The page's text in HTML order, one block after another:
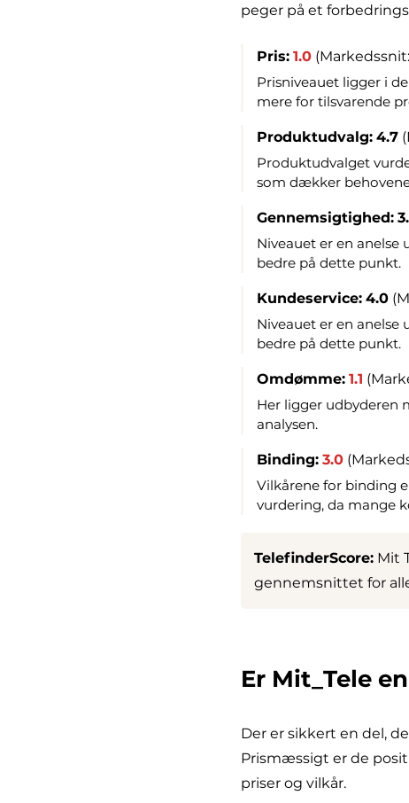
peger på et
Pris: 1.0
Prisniveauet ligger i
mere for tilsvarende
Produktudvalg: 4.7
Produktudvalget
som dækker
Gennemsigtighed:
Niveauet er en
bedre på dette punkt.
Kundeservice: 4.0
Niveauet er en
bedre på dette punkt.
Omdømme: 1.1
Her ligger udbyderen
analysen.
Binding: 3.0
Vilkårene for binding
vurdering, da mange
TelefinderScore: Mit
gennemsnittet for
Er Mit_Tele
Der er sikkert en del,
Prismæssigt er de
priser og vilkår.